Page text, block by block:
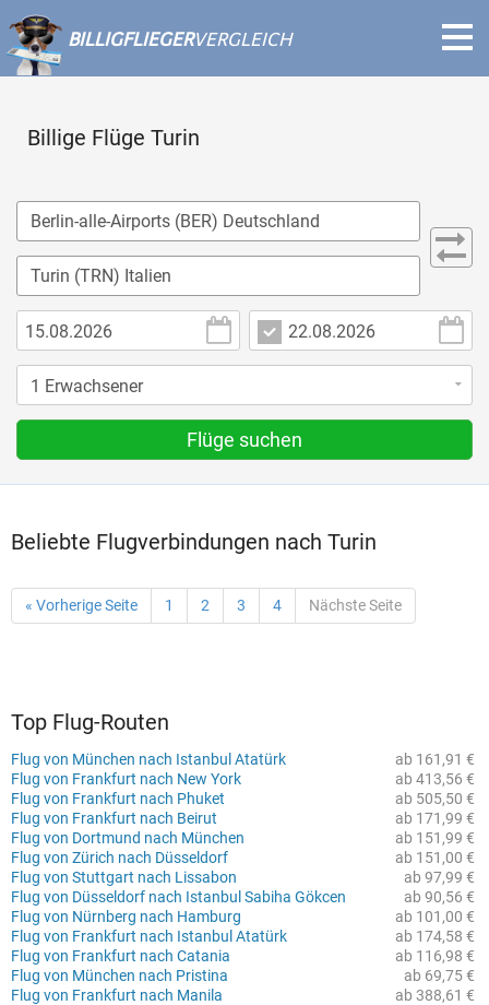
BILLIGFLIEGERVERGLEICH
Billige Flüge Turin
Flüge suchen
Beliebte Flugverbindungen nach Turin
« Vorherige Seite 1 2 3 4 Nächste Seite
Top Flug-Routen
ab 161,91 €
Flug von München nach Istanbul Atatürk
ab 413,56 €
Flug von Frankfurt nach New York
ab 505,50 €
Flug von Frankfurt nach Phuket
ab 171,99 €
Flug von Frankfurt nach Beirut
ab 151,99 €
Flug von Dortmund nach München
ab 151,00 €
Flug von Zürich nach Düsseldorf
ab 97,99 €
Flug von Stuttgart nach Lissabon
ab 90,56 €
Flug von Düsseldorf nach Istanbul Sabiha Gökcen
ab 101,00 €
Flug von Nürnberg nach Hamburg
ab 174,58 €
Flug von Frankfurt nach Istanbul Atatürk
ab 116,98 €
Flug von Frankfurt nach Catania
ab 69,75 €
Flug von München nach Pristina
ab 388,61 €
Flug von Frankfurt nach Manila